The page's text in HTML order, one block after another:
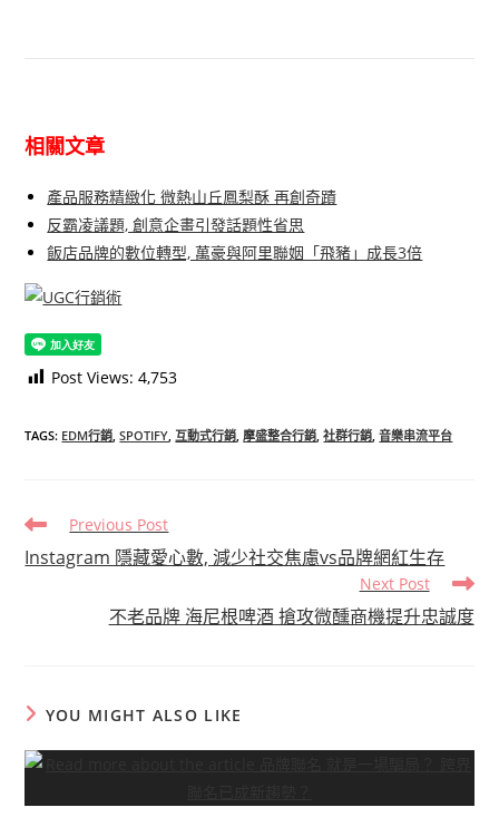
相關文章
產品服務精緻化 微熱山丘鳳梨酥 再創奇蹟
反霸凌議題, 創意企畫引發話題性省思
飯店品牌的數位轉型, 萬豪與阿里聯姻「飛豬」成長3倍
Post Views: 4,753
TAGS: EDM行銷, SPOTIFY, 互動式行銷, 摩盛整合行銷, 社群行銷, 音樂串流平台
Read
articles
Previous Post
Instagram 隱藏愛心數, 減少社交焦慮vs品牌網紅生存
Next Post
不老品牌 海尼根啤酒 搶攻微醺商機提升忠誠度
YOU MIGHT ALSO LIKE